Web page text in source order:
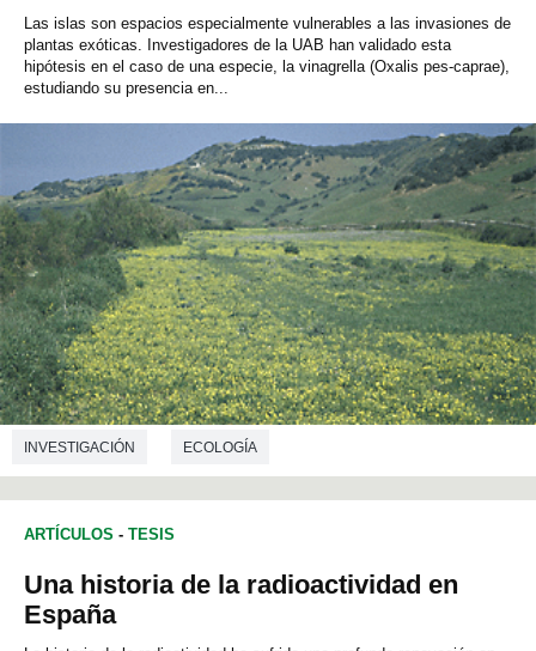
Agenda
BUSCAR
Las islas son espacios especialmente vulnerables a las invasiones de
plantas exóticas. Investigadores de la UAB han validado esta
hipótesis en el caso de una especie, la vinagrella (Oxalis pes-caprae),
estudiando su presencia en...
INVESTIGACIÓN ECOLOGÍA
ARTÍCULOS - TESIS
Una historia de la radioactividad en
España